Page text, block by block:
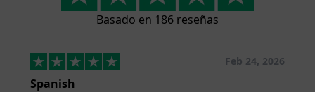
Basado en 186 reseñas
Feb 24, 2026
Spanish